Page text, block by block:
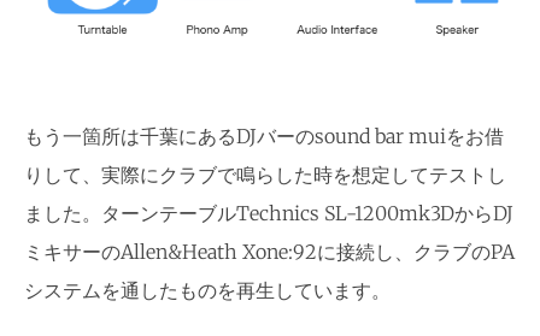
もう一箇所は千葉にあるDJバーのsound bar muiをお借
りして、実際にクラブで鳴らした時を想定してテストし
ました。ターンテーブルTechnics SL-1200mk3DからDJ
ミキサーのAllen&Heath Xone:92に接続し、クラブのPA
システムを通したものを再生しています。